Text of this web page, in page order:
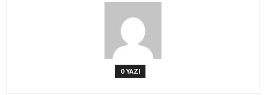
0 YAZI